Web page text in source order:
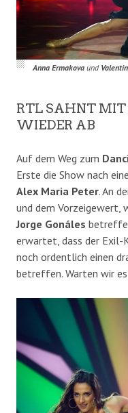
Anna Ermakovaund
RTL SAHNT MIT
WIEDER AB
Auf dem Weg zum
Erste die Show nach
Alex Maria Peter. An
und dem Vorzeigewert,
Jorge Gonáles
erwartet, dass der Exil-
noch ordentlich einen
betreffen. Warten wir es